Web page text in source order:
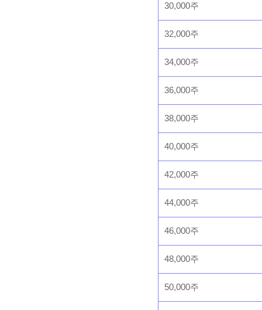
30,000주
32,000주
34,000주
36,000주
38,000주
40,000주
42,000주
44,000주
46,000주
48,000주
50,000주